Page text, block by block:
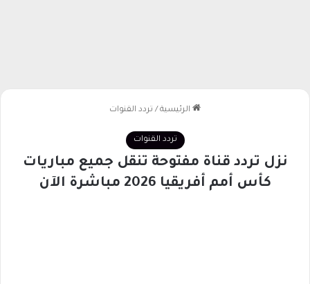
الرئيسية / تردد القنوات
تردد القنوات
نزل تردد قناة مفتوحة تنقل جميع مباريات
كأس أمم أفريقيا 2026 مباشرة الآن